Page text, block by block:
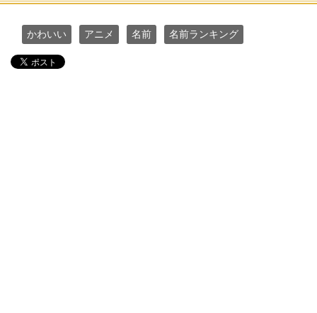
かわいい アニメ 名前 名前ランキング